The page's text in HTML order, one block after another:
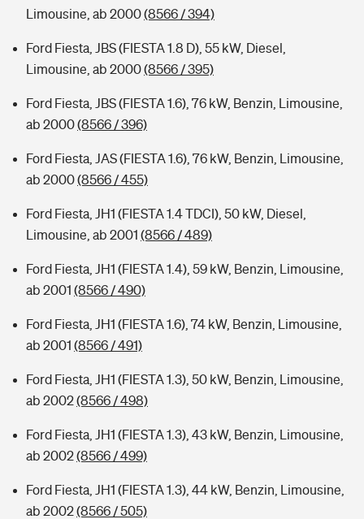
Limousine, ab 2000(8566 / 394)
Ford Fiesta, JBS (FIESTA 1.8 D), 55 kW, Diesel,
Limousine, ab 2000(8566 / 395)
Ford Fiesta, JBS (FIESTA 1.6), 76 kW, Benzin, Limousine,
ab 2000(8566 / 396)
Ford Fiesta, JAS (FIESTA 1.6), 76 kW, Benzin, Limousine,
ab 2000(8566 / 455)
Ford Fiesta, JH1 (FIESTA 1.4 TDCI), 50 kW, Diesel,
Limousine, ab 2001 (8566 / 489)
Ford Fiesta, JH1 (FIESTA 1.4), 59 kW, Benzin, Limousine,
ab 2001 (8566 / 490)
Ford Fiesta, JH1 (FIESTA 1.6), 74 kW, Benzin, Limousine,
ab 2001 (8566 / 491)
Ford Fiesta, JH1 (FIESTA 1.3), 50 kW, Benzin, Limousine,
ab 2002(8566 / 498)
Ford Fiesta, JH1 (FIESTA 1.3), 43 kW, Benzin, Limousine,
ab 2002(8566 / 499)
Ford Fiesta, JH1 (FIESTA 1.3), 44 kW, Benzin, Limousine,
ab 2002(8566 / 505)